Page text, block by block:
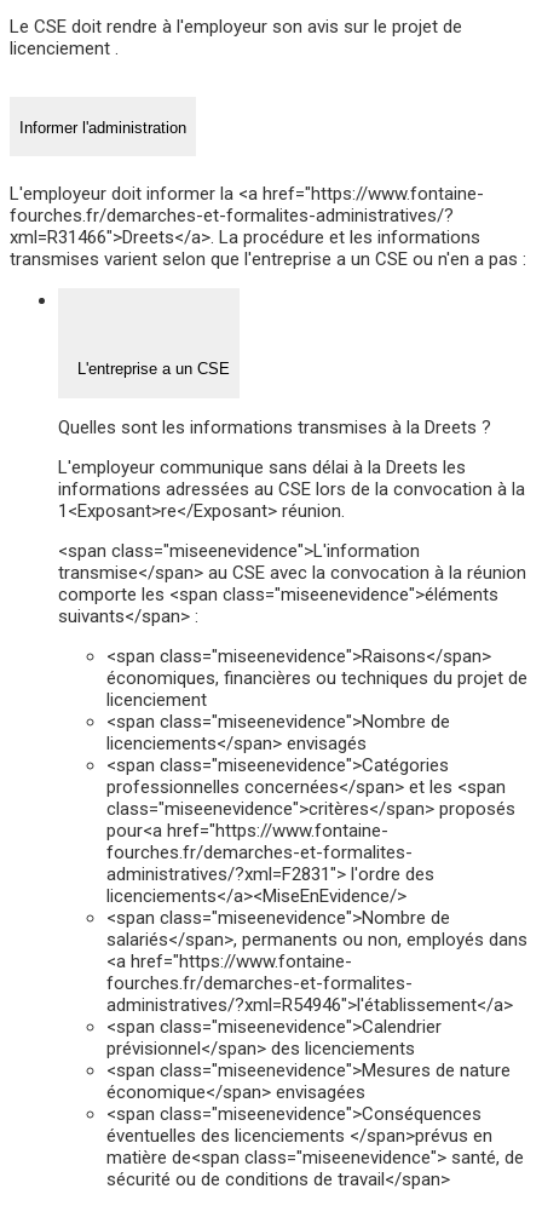
Le CSE doit rendre à l'employeur son avis sur le projet de
licenciement .
Informer l'administration
L'employeur doit informer la <a href="https://www.fontaine-
fourches.fr/demarches-et-formalites-administratives/?
xml=R31466">Dreets</a>. La procédure et les informations
transmises varient selon que l'entreprise a un CSE ou n'en a pas :
L'entreprise a un CSE
Quelles sont les informations transmises à la Dreets ?
L'employeur communique sans délai à la Dreets les
informations adressées au CSE lors de la convocation à la
1<Exposant>re</Exposant> réunion.
<span class="miseenevidence">L'information
transmise</span> au CSE avec la convocation à la réunion
comporte les <span class="miseenevidence">éléments
suivants</span> :
<span class="miseenevidence">Raisons</span>
économiques, financières ou techniques du projet de
licenciement
<span class="miseenevidence">Nombre de
licenciements</span> envisagés
<span class="miseenevidence">Catégories
professionnelles concernées</span> et les <span
class="miseenevidence">critères</span> proposés
pour<a href="https://www.fontaine-
fourches.fr/demarches-et-formalites-
administratives/?xml=F2831"> l'ordre des
licenciements</a><MiseEnEvidence/>
<span class="miseenevidence">Nombre de
salariés</span>, permanents ou non, employés dans
<a href="https://www.fontaine-
fourches.fr/demarches-et-formalites-
administratives/?xml=R54946">l'établissement</a>
<span class="miseenevidence">Calendrier
prévisionnel</span> des licenciements
<span class="miseenevidence">Mesures de nature
économique</span> envisagées
<span class="miseenevidence">Conséquences
éventuelles des licenciements </span>prévus en
matière de<span class="miseenevidence"> santé, de
sécurité ou de conditions de travail</span>